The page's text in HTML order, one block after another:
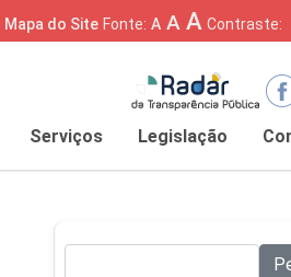
Mapa do Site Fonte: A A A Contraste:
Serviços Legislação